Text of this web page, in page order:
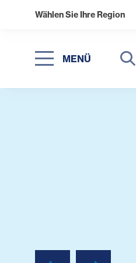
Wählen Sie Ihre Region
MENÜ
Suche
Suche